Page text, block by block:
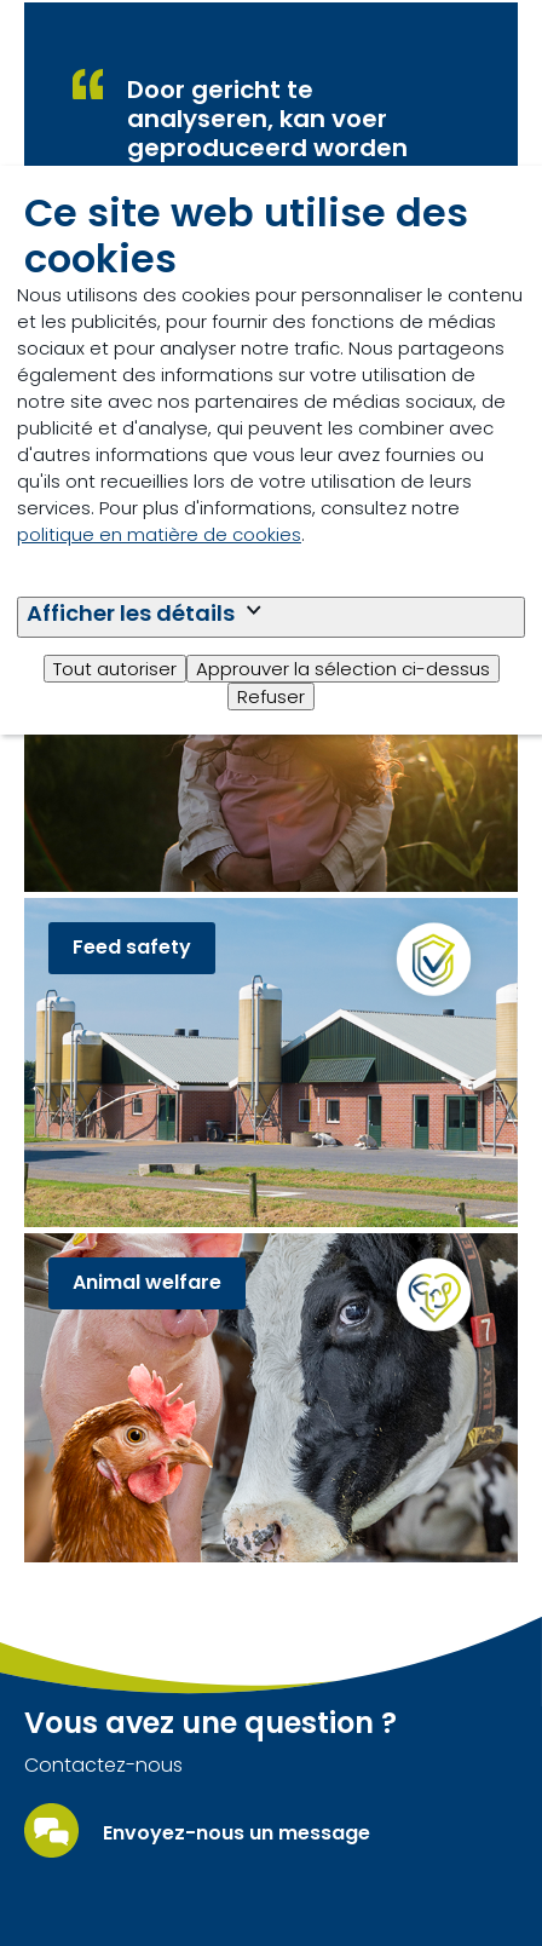
Ce site web utilise des
cookies
Nous utilisons des cookies pour personnaliser le contenu
et les publicités, pour fournir des fonctions de médias
sociaux et pour analyser notre trafic. Nous partageons
également des informations sur votre utilisation de
notre site avec nos partenaires de médias sociaux, de
publicité et d'analyse, qui peuvent les combiner avec
d'autres informations que vous leur avez fournies ou
qu'ils ont recueillies lors de votre utilisation de leurs
services. Pour plus d'informations, consultez notre
politique en matière de cookies.
Afficher les détails
Tout autoriser
Approuver la sélection ci-dessus
Refuser
Door gericht te
analyseren, kan voer
geproduceerd worden
met een constantere
samenstelling die zo
dicht mogelijk aansluit
bij de behoeftes van
het dier.
Lees meer over de
andere pijlers
Footprint
Feed safety
Animal welfare
Vous avez une question ?
Contactez-nous
Envoyez-nous un message